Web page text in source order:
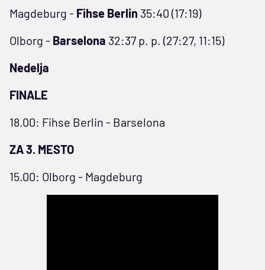
Magdeburg - Fihse Berlin 35:40 (17:19)
Olborg - Barselona 32:37 p. p. (27:27, 11:15)
Nedelja
FINALE
18.00: Fihse Berlin - Barselona
ZA 3. MESTO
15.00: Olborg - Magdeburg